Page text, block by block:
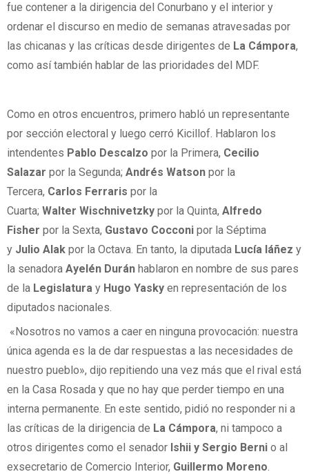
fue contener a la dirigencia del Conurbano y el interior y
ordenar el discurso en medio de semanas atravesadas por
las chicanas y las críticas desde dirigentes de La Cámpora,
como así también hablar de las prioridades del MDF.
Como en otros encuentros, primero habló un representante
por sección electoral y luego cerró Kicillof. Hablaron los
intendentes Pablo Descalzo por la Primera, Cecilio
Salazar por la Segunda; Andrés Watson por la
Tercera, Carlos Ferraris por la
Cuarta; Walter Wischnivetzky por la Quinta, Alfredo
Fisher por la Sexta, Gustavo Cocconi por la Séptima
y Julio Alak por la Octava. En tanto, la diputada Lucía Iáñez y
la senadora Ayelén Durán hablaron en nombre de sus pares
de la Legislatura y Hugo Yasky en representación de los
diputados nacionales.
«Nosotros no vamos a caer en ninguna provocación: nuestra
única agenda es la de dar respuestas a las necesidades de
nuestro pueblo», dijo repitiendo una vez más que el rival está
en la Casa Rosada y que no hay que perder tiempo en una
interna permanente. En este sentido, pidió no responder ni a
las críticas de la dirigencia de La Cámpora, ni tampoco a
otros dirigentes como el senador Ishii y Sergio Berni o al
exsecretario de Comercio Interior, Guillermo Moreno.